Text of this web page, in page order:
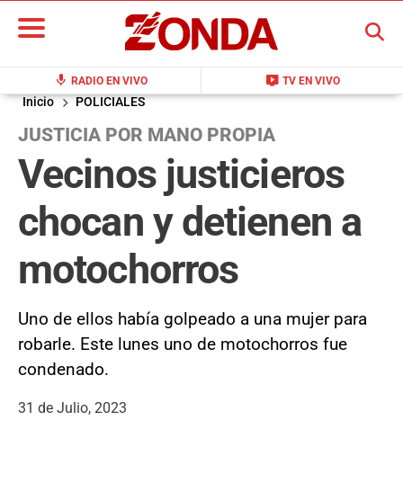
mic RADIO EN VIVO live_tv TV EN VIVO
BUSCAR
Inicio POLICIALES
JUSTICIA POR MANO PROPIA
Vecinos justicieros
chocan y detienen a
motochorros
Uno de ellos había golpeado a una mujer para
robarle. Este lunes uno de motochorros fue
condenado.
31 de Julio, 2023